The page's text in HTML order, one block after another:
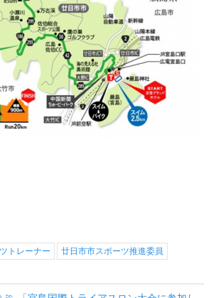
トレーナー 廿日市市スポーツ推進委員